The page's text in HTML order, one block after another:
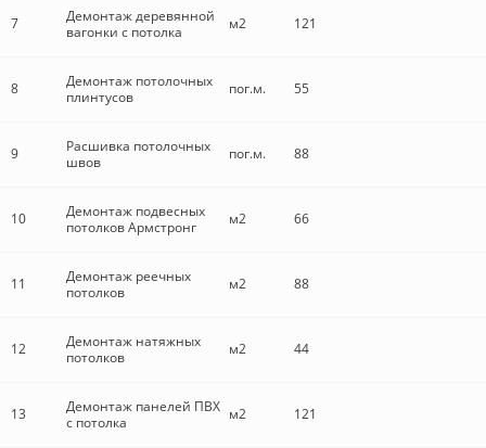
7
Демонтаж деревянной
вагонки с потолка
м2 121
8
Демонтаж потолочных
плинтусов
пог.м. 55
9
Расшивка потолочных
швов
пог.м. 88
10
Демонтаж подвесных
потолков Армстронг
м2 66
11
Демонтаж реечных
потолков
м2 88
12
Демонтаж натяжных
потолков
м2 44
13
Демонтаж панелей ПВХ
с потолка
м2 121